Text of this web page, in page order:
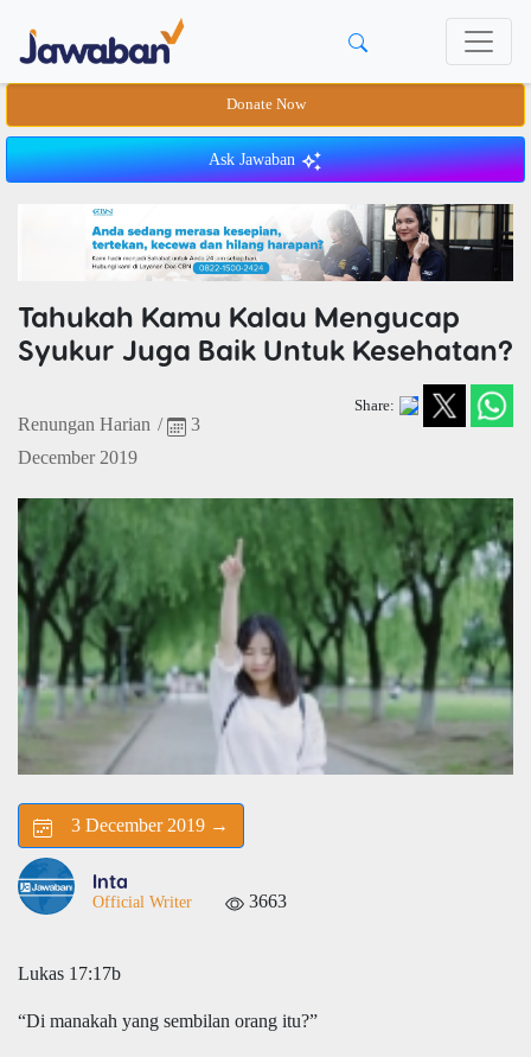
Donate Now
Ask Jawaban
Tahukah Kamu Kalau Mengucap
Syukur Juga Baik Untuk Kesehatan?
Renungan Harian /
3
December 2019
Share:
3 December 2019 →
Inta
Official Writer 3663
Lukas 17:17b
“Di manakah yang sembilan orang itu?”